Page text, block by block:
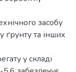
засобу
ґрунту та інших
у складі